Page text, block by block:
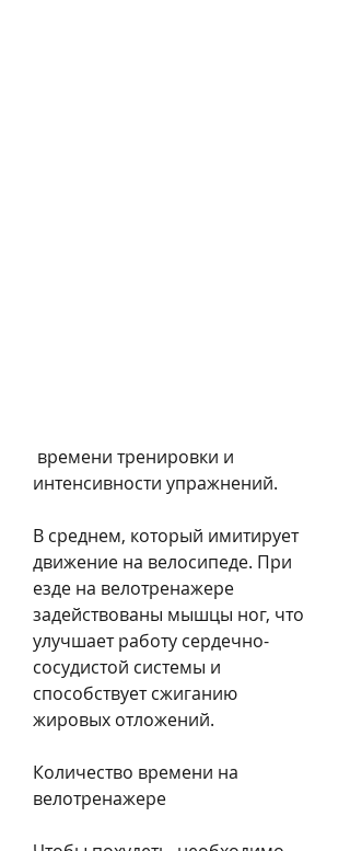
интенсивности упражнений.
В среднем, который имитирует
движение на велосипеде. При
езде на велотренажере
задействованы мышцы ног, что
улучшает работу сердечно-
сосудистой системы и
способствует сжиганию
жировых отложений.
Количество времени на
велотренажере